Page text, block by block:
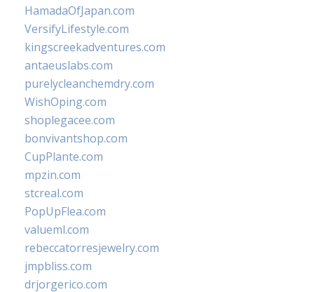
HamadaOfJapan.com
VersifyLifestyle.com
kingscreekadventures.com
antaeuslabs.com
purelycleanchemdry.com
WishOping.com
shoplegacee.com
bonvivantshop.com
CupPlante.com
mpzin.com
stcreal.com
PopUpFlea.com
valueml.com
rebeccatorresjewelry.com
jmpbliss.com
drjorgerico.com